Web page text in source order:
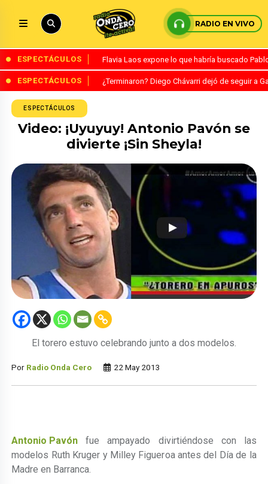
RADIO EN VIVO
ESPECTÁCULOS Flavia Laos expone lo que habría buscado
ESPECTÁCULOS ¿Terminaron? Diego Chávarri dejó de seguir a
ESPECTÁCULOS
Video: ¡Uyuyuy! Antonio Pavón se
divierte ¡Sin Sheyla!
El torero estuvo celebrando junto a dos modelos.
Por Radio Onda Cero 22 May 2013
Antonio Pavón fue ampayado divirtiéndose con las
modelos Ruth Kruger y Milley Figueroa antes del Día de la
Madre en Barranca.